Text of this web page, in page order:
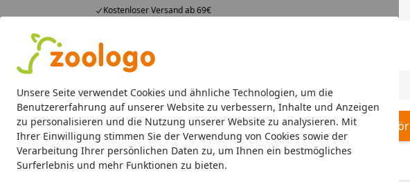
Unsere Seite verwendet Cookies und ähnliche Technologien, um die
Benutzererfahrung auf unserer Website zu verbessern, Inhalte und Anzeigen
zu personalisieren und die Nutzung unserer Website zu analysieren. Mit
Ihrer Einwilligung stimmen Sie der Verwendung von Cookies sowie der
Verarbeitung Ihrer persönlichen Daten zu, um Ihnen ein bestmögliches
Surferlebnis und mehr Funktionen zu bieten.
Kostenloser Versand ab 69€
4,73
23.589 Bewertungen
Alle Produkte
Alle Produkte Angebote Neuheiten Sommerhits Suche
Kleintier Kleintierfutter Kleintierheime Pflege & Hygiene Zubehör
Startseite
Kleintier Pflege & Hygiene Einstreu, Stroh & Sand CHIPSI ULTRA Einstreu